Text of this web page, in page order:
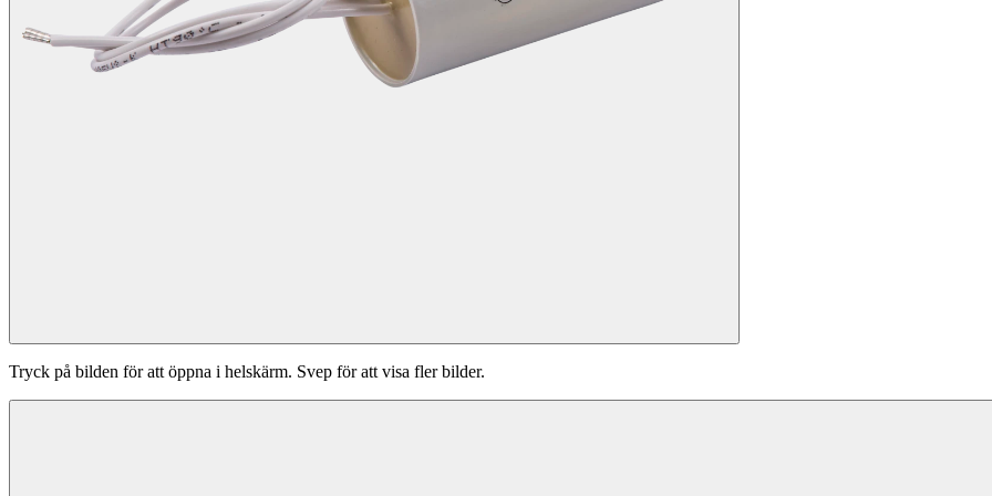
Tryck på bilden för att öppna i helskärm. Svep för att visa fler bilder.